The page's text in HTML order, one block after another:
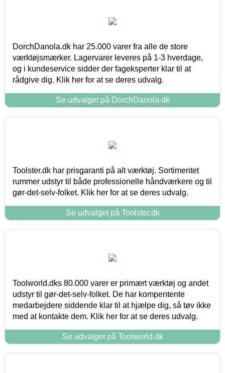
DorchDanola.dk har 25.000 varer fra alle de store
værktøjsmærker. Lagervarer leveres på 1-3 hverdage,
og i kundeservice sidder der fageksperter klar til at
rådgive dig. Klik her for at se deres udvalg.
Se udvalget på DorchDanola.dk
Toolster.dk har prisgaranti på alt værktøj. Sortimentet
rummer udstyr til både professionelle håndværkere og til
gør-det-selv-folket. Klik her for at se deres udvalg.
Se udvalget på Toolster.dk
Toolworld.dks 80.000 varer er primært værktøj og andet
udstyr til gør-det-selv-folket. De har kompentente
medarbejdere siddende klar til at hjælpe dig, så tøv ikke
med at kontakte dem. Klik her for at se deres udvalg.
Se udvalget på Toolworld.dk